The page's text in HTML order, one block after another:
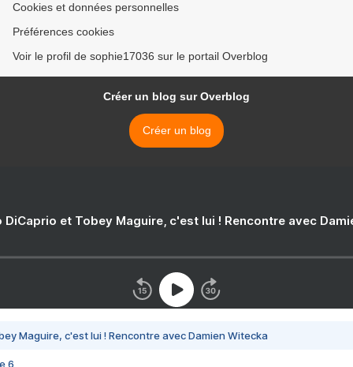
Cookies et données personnelles
Préférences cookies
Voir le profil de sophie17036 sur le portail Overblog
Créer un blog sur Overblog
Créer un blog
DiCaprio et Tobey Maguire, c'est lui ! Rencontre avec
Maguire, c'est lui ! Rencontre avec Damien Witecka
6